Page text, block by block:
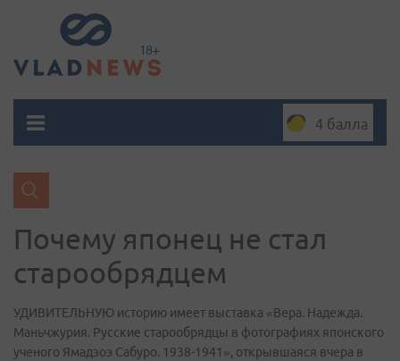
4 балла
Почему японец не стал
старообрядцем
УДИВИТЕЛЬНУЮ историю имеет выставка «Вера. Надежда.
Маньчжурия. Русские старообрядцы в фотографиях японского
ученого Ямадзоэ Сабуро. 1938-1941», открывшаяся вчера в